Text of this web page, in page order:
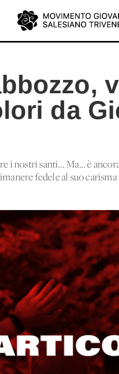
da
i nostri santi... Ma... è
fedele al suo